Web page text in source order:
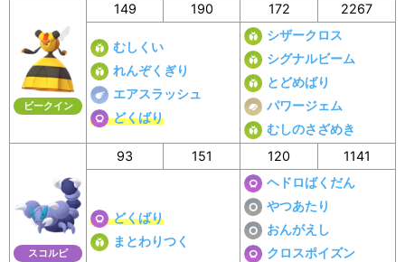
ビークイン
149 190 172 2267
むしくい
れんぞくぎり
エアスラッシュ
どくばり
シザークロス
シグナルビーム
とどめばり
パワージェム
むしのさざめき
スコルピ
93 151 120 1141
どくばり
まとわりつく
ヘドロばくだん
やつあたり
おんがえし
クロスポイズン